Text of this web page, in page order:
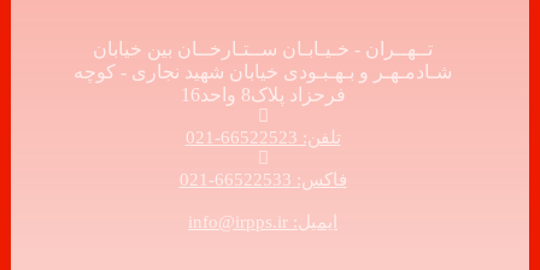
تــهــران - خـیـابـان ســتـارخــان بین خیابان
شـادمـهـر و بـهـبـودی خیابان شهید نجاری - کوچه
فرحزاد پلاک8 واحد16
تلفن: 66522523-021
فاکس: 66522533-021
ایمیل: info@irpps.ir